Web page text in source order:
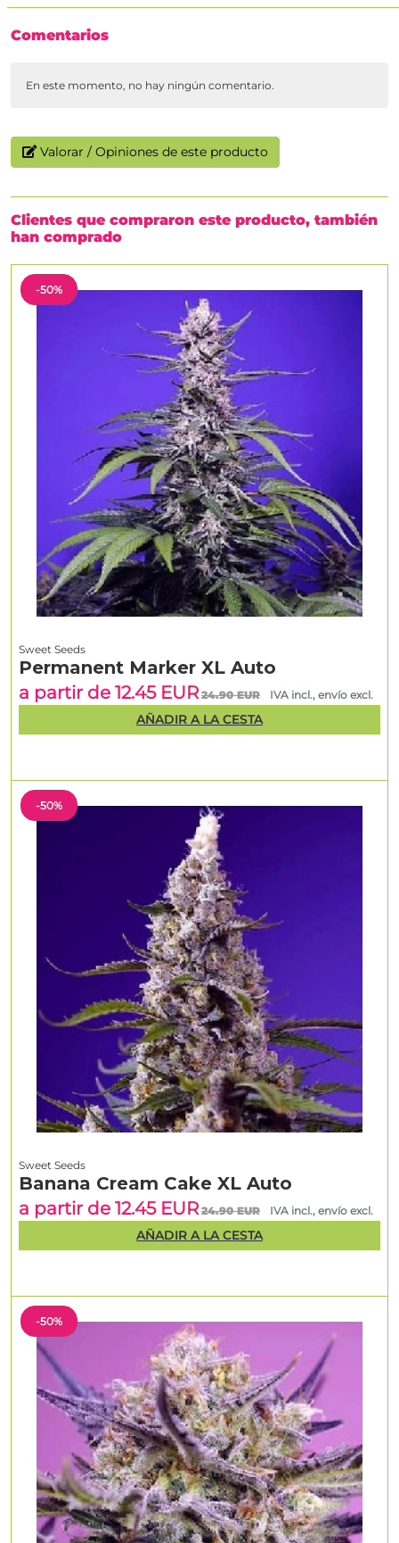
Comentarios
En este momento, no hay ningún comentario.
Valorar / Opiniones de este producto
Clientes que compraron este producto, también
han comprado
-50%
-50%
Sweet Seeds
Banana Cream Cake XL Auto
a partir de 12.45 EUR 24.90 EUR IVA incl., envío excl.
AÑADIR A LA CESTA
-50%
Sweet Seeds
Permanent Marker XL Auto
a partir de 12.45 EUR 24.90 EUR IVA incl., envío excl.
AÑADIR A LA CESTA